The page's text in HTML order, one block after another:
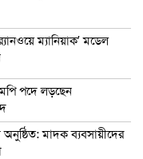
ম্যানিয়াক’ মডেল
পদে লড়ছেন
মাদক ব্যবসায়ীদের